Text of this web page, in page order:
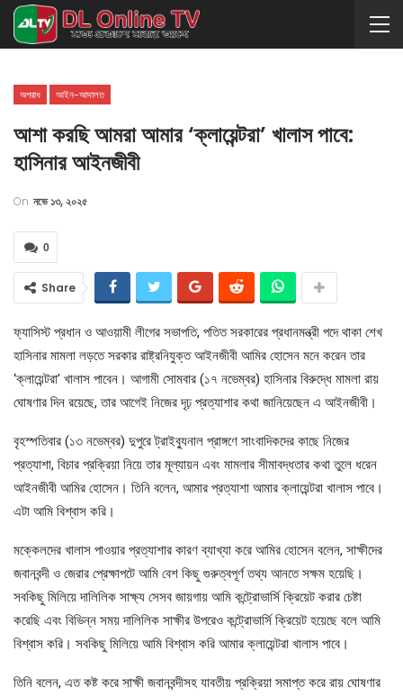
অপরাধ আইন-আদালত
আশা করছি আমরা আমার ‘ক্লায়েন্টরা’ খালাস পাবে:
হাসিনার আইনজীবী
On নভে ১৩, ২০২৫
0
Share
ফ্যাসিস্ট প্রধান ও আওয়ামী লীগের সভাপতি, পতিত সরকারের প্রধানমন্ত্রী পদে থাকা শেখ
হাসিনার মামলা লড়তে সরকার রাষ্ট্রনিযুক্ত আইনজীবী আমির হোসেন মনে করেন তার
‘ক্লায়েন্টরা’ খালাস পাবেন। আগামী সোমবার (১৭ নভেম্বর) হাসিনার বিরুদ্ধে মামলা রায়
ঘোষণার দিন রয়েছে, তার আগেই নিজের দৃঢ় প্রত্যাশার কথা জানিয়েছেন এ আইনজীবী।
বৃহস্পতিবার (১৩ নভেম্বর) দুপুরে ট্রাইব্যুনাল প্রাঙ্গণে সাংবাদিকদের কাছে নিজের
প্রত্যাশা, বিচার প্রক্রিয়া নিয়ে তার মূল্যায়ন এবং মামলার সীমাবদ্ধতার কথা তুলে ধরেন
আইনজীবী আমির হোসেন। তিনি বলেন, আমার প্রত্যাশা আমার ক্লায়েন্টরা খালাস পাবে।
এটা আমি বিশ্বাস করি।
মক্কেলদের খালাস পাওয়ার প্রত্যাশার কারণ ব্যাখ্যা করে আমির হোসেন বলেন, সাক্ষীদের
জবানবন্দী ও জেরার প্রেক্ষাপটে আমি বেশ কিছু গুরুত্বপূর্ণ তথ্য আনতে সক্ষম হয়েছি।
সবকিছু মিলিয়ে দালিলিক সাক্ষ্য সেসব জায়গায় আমি কন্ট্রোভার্সি ক্রিয়েট করার চেষ্টা
করেছি এবং বিভিন্ন সময় দালিলিক সাক্ষীর উপরেও কন্ট্রোভার্সি ক্রিয়েট হয়েছে বলে আমি
বিশ্বাস করি। সবকিছু মিলিয়ে আমি বিশ্বাস করি আমার ক্লায়েন্টরা খালাস পাবে।
তিনি বলেন, এত কষ্ট করে সাক্ষী জবানবন্দীসহ যাবতীয় প্রক্রিয়া সমাপ্ত করে রায় ঘোষণার